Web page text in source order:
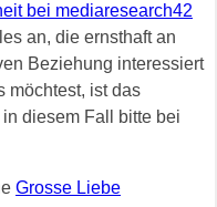
bei mediaresearch42
an, die ernsthaft an
Beziehung interessiert
möchtest, ist das
diesem Fall bitte bei
Grosse Liebe